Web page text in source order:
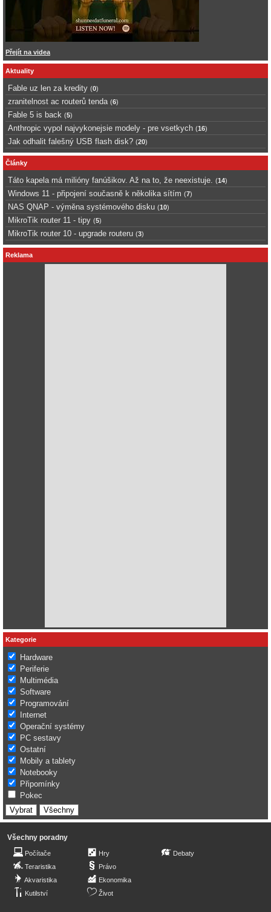
Přejít na videa
Aktuality
Fable uz len za kredity (0)
zranitelnost ac routerů tenda (6)
Fable 5 is back (5)
Anthropic vypol najvykonejsie modely - pre vsetkych (16)
Jak odhalit falešný USB flash disk? (20)
Články
Táto kapela má milióny fanúšikov. Až na to, že neexistuje. (14)
Windows 11 - připojení současně k několika sítím (7)
NAS QNAP - výměna systémového disku (10)
MikroTik router 11 - tipy (5)
MikroTik router 10 - upgrade routeru (3)
Reklama
Kategorie
Hardware
Periferie
Multimédia
Software
Programování
Internet
Operační systémy
PC sestavy
Ostatní
Mobily a tablety
Notebooky
Připomínky
Pokec
Všechny poradny
Počítače
Teraristika
Akvaristika
Kutilství
Hry
Právo
Ekonomika
Život
Debaty